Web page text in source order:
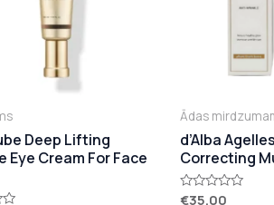
Deep Lifting
Eye Cream For Face
Ādas
d’Alba
Correcting
Novērtēts
€35.00